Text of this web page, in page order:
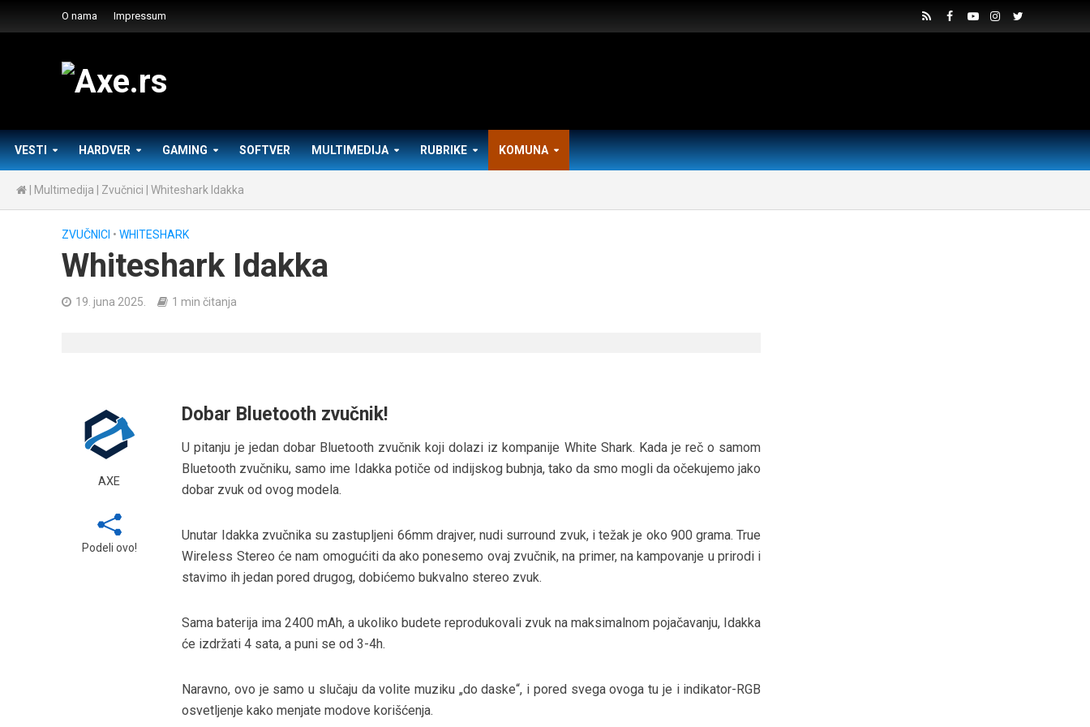
O nama Impressum
VESTI HARDVER GAMING SOFTVER MULTIMEDIJA RUBRIKE KOMUNA
Multimedija Zvučnici Whiteshark Idakka
ZVUČNICI • WHITESHARK
Whiteshark Idakka
19. juna 2025. 1 min čitanja
AXE
Podeli ovo!
Dobar Bluetooth zvučnik!
U pitanju je jedan dobar Bluetooth zvučnik koji dolazi iz kompanije White Shark. Kada je reč o samom
Bluetooth zvučniku, samo ime Idakka potiče od indijskog bubnja, tako da smo mogli da očekujemo jako
dobar zvuk od ovog modela.
Unutar Idakka zvučnika su zastupljeni 66mm drajver, nudi surround zvuk, i težak je oko 900 grama. True
Wireless Stereo će nam omogućiti da ako ponesemo ovaj zvučnik, na primer, na kampovanje u prirodi i
stavimo ih jedan pored drugog, dobićemo bukvalno stereo zvuk.
Sama baterija ima 2400 mAh, a ukoliko budete reprodukovali zvuk na maksimalnom pojačavanju, Idakka
će izdržati 4 sata, a puni se od 3-4h.
Naravno, ovo je samo u slučaju da volite muziku „do daske“, i pored svega ovoga tu je i indikator-RGB
osvetljenje kako menjate modove korišćenja.